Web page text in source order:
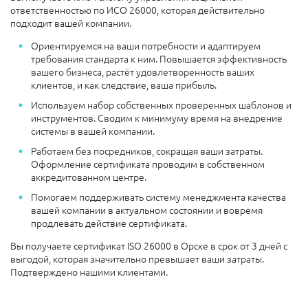
ответственностью по ИСО 26000, которая действительно
подходит вашей компании.
Ориентируемся на ваши потребности и адаптируем
требования стандарта к ним. Повышается эффективность
вашего бизнеса, растёт удовлетворенность ваших
клиентов, и как следствие, ваша прибыль.
Используем набор собственных проверенных шаблонов и
инструментов. Сводим к минимуму время на внедрение
системы в вашей компании.
Работаем без посредников, сокращая ваши затраты.
Оформление сертификата проводим в собственном
аккредитованном центре.
Помогаем поддерживать систему менеджмента качества
вашей компании в актуальном состоянии и вовремя
продлевать действие сертификата.
Вы получаете сертификат ISO 26000 в Орске в срок от 3 дней с
выгодой, которая значительно превышает ваши затраты.
Подтверждено нашими клиентами.